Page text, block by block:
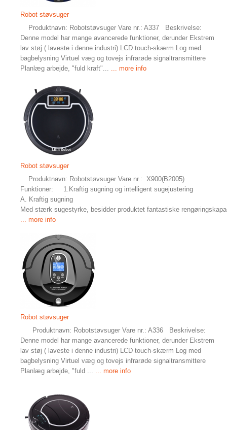
Robot støvsuger
Produktnavn: Robotstøvsuger Vare nr.: A337 Beskrivelse:
Denne model har mange avancerede funktioner, derunder Ekstrem
lav støj ( laveste i denne industri) LCD touch-skærm Log med
bagbelysning Virtuel væg og tovejs infrarøde signaltransmittere
Planlæg arbejde, "fuld kraft"...
... more info
Robot støvsuger
Produktnavn: Robotstøvsuger Vare nr.: X900(B2005)
Funktioner: 1.Kraftig sugning og intelligent sugejustering
A. Kraftig sugning
Med stærk sugestyrke, besidder produktet fantastiske
... more info
Robot støvsuger
Produktnavn: Robotstøvsuger Vare nr.: A336 Beskrivelse:
Denne model har mange avancerede funktioner, derunder Ekstrem
lav støj ( laveste i denne industri) LCD touch-skærm Log med
bagbelysning Virtuel væg og tovejs infrarøde signaltransmittere
Planlæg arbejde, "fuld ...
... more info